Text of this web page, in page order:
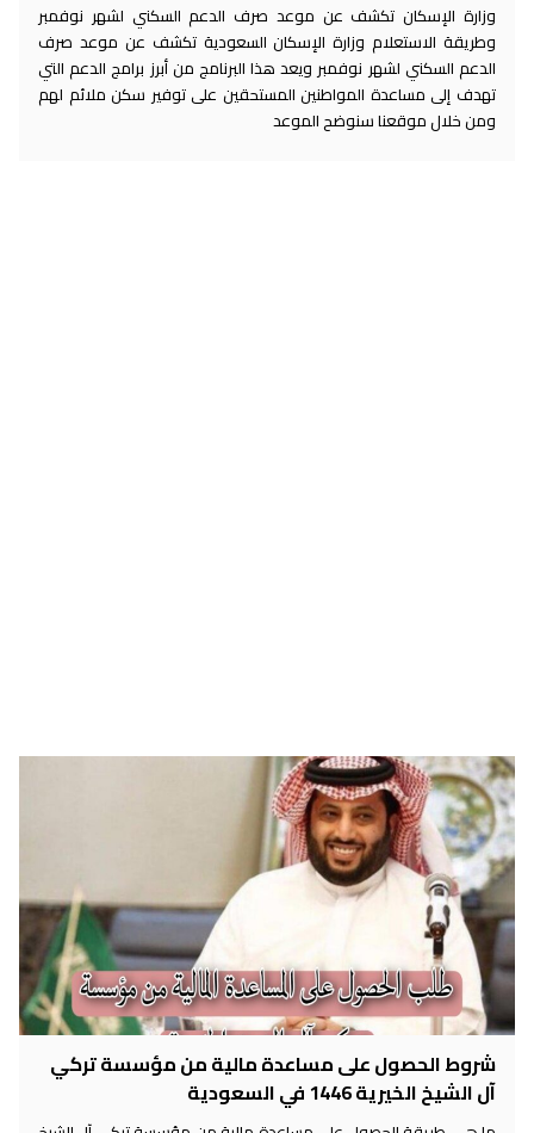
وزارة الإسكان تكشف عن موعد صرف الدعم السكني لشهر نوفمبر
وطريقة الاستعلام وزارة الإسكان السعودية تكشف عن موعد صرف
الدعم السكني لشهر نوفمبر ويعد هذا البرنامج من أبرز برامج الدعم التي
تهدف إلى مساعدة المواطنين المستحقين على توفير سكن ملائم لهم
ومن خلال موقعنا سنوضح الموعد
شروط الحصول على مساعدة مالية من مؤسسة تركي
آل الشيخ الخيرية 1446 في السعودية